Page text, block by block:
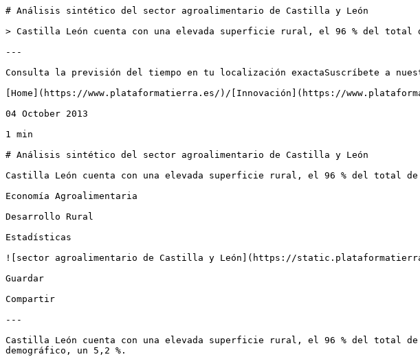
# Análisis sintético del sector agroalimentario de Castilla y León
> Castilla León cuenta con una elevada superficie rural, el 96 % del
---
Consulta la previsión del tiempo en tu localización exactaSuscríbete a
[Home](https://www.plataformatierra.es/)/[Innovación](https://
04 October 2013
1 min
# Análisis sintético del sector agroalimentario de Castilla y León
Castilla León cuenta con una elevada superficie rural, el 96 % del total
Economía Agroalimentaria
Desarrollo Rural
Estadísticas
![sector agroalimentario de Castilla y León](https://
Guardar
Compartir
---
Castilla León cuenta con una elevada superficie rural, el 96 % del total
demográfico, un 5,2 %.